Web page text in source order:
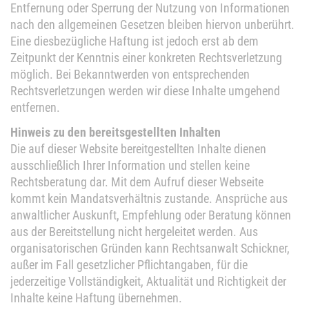
Entfernung oder Sperrung der Nutzung von Informationen
nach den allgemeinen Gesetzen bleiben hiervon unberührt.
Eine diesbezügliche Haftung ist jedoch erst ab dem
Zeitpunkt der Kenntnis einer konkreten Rechtsverletzung
möglich. Bei Bekanntwerden von entsprechenden
Rechtsverletzungen werden wir diese Inhalte umgehend
entfernen.
Hinweis zu den bereitsgestellten Inhalten
Die auf dieser Website bereitgestellten Inhalte dienen
ausschließlich Ihrer Information und stellen keine
Rechtsberatung dar. Mit dem Aufruf dieser Webseite
kommt kein Mandatsverhältnis zustande. Ansprüche aus
anwaltlicher Auskunft, Empfehlung oder Beratung können
aus der Bereitstellung nicht hergeleitet werden. Aus
organisatorischen Gründen kann Rechtsanwalt Schickner,
außer im Fall gesetzlicher Pflichtangaben, für die
jederzeitige Vollständigkeit, Aktualität und Richtigkeit der
Inhalte keine Haftung übernehmen.